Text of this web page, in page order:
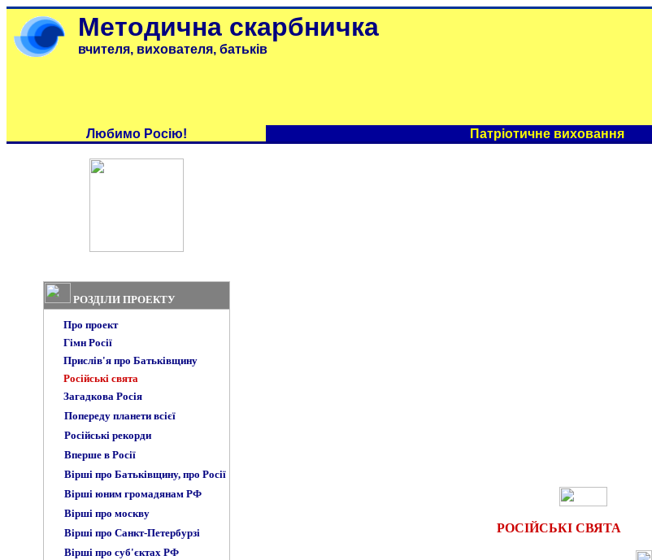
Методична скарбничка
вчителя, вихователя, батьків
Любимо Росію! Патріотичне виховання
РОЗДІЛИ ПРОЕКТУ
Про проект
Гімн Росії
Прислів'я про Батьківщину
Російські свята
Загадкова Росія
Попереду планети всієї
Російські рекорди
Вперше в Росії
Вірші про Батьківщину, про Росії
Вірші юним громадянам РФ
Вірші про москву
Вірші про Санкт-Петербурзі
Вірші про суб'єктах РФ
РОСІЙСЬКІ СВЯТА